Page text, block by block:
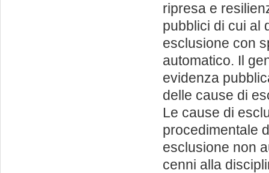
ripresa e
pubblici di cui al
esclusione con
automatico. Il
evidenza
delle cause di
Le cause di
procedimentale
esclusione non
cenni alla